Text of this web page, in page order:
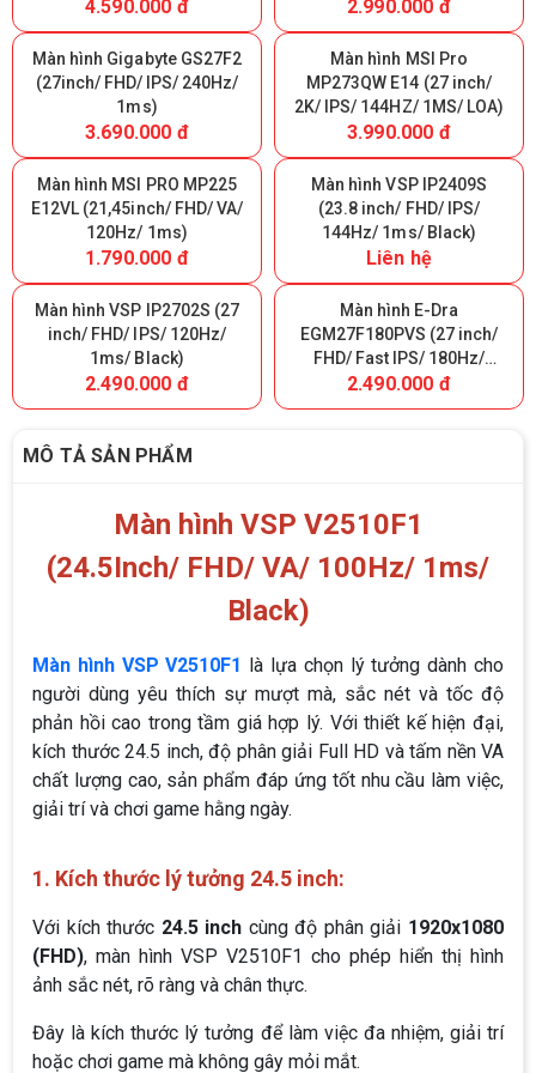
4.590.000 đ 2.990.000 đ
Màn hình Gigabyte GS27F2
(27inch/ FHD/ IPS/ 240Hz/
1ms)
3.690.000 đ
Màn hình MSI Pro
MP273QW E14 (27 inch/
2K/ IPS/ 144HZ/ 1MS/ LOA)
3.990.000 đ
Màn hình MSI PRO MP225
E12VL (21,45inch/ FHD/ VA/
120Hz/ 1ms)
1.790.000 đ
Màn hình VSP IP2409S
(23.8 inch/ FHD/ IPS/
144Hz/ 1ms/ Black)
Liên hệ
Màn hình VSP IP2702S (27
inch/ FHD/ IPS/ 120Hz/
1ms/ Black)
2.490.000 đ
Màn hình E-Dra
EGM27F180PVS (27 inch/
FHD/ Fast IPS/ 180Hz/
0.5ms)
2.490.000 đ
MÔ TẢ SẢN PHẨM
Màn hình VSP V2510F1
(24.5Inch/ FHD/ VA/ 100Hz/ 1ms/
Black)
Màn hình VSP V2510F1 là lựa chọn lý tưởng dành cho
người dùng yêu thích sự mượt mà, sắc nét và tốc độ
phản hồi cao trong tầm giá hợp lý. Với thiết kế hiện đại,
kích thước 24.5 inch, độ phân giải Full HD và tấm nền VA
chất lượng cao, sản phẩm đáp ứng tốt nhu cầu làm việc,
giải trí và chơi game hằng ngày.
1. Kích thước lý tưởng 24.5 inch:
Với kích thước 24.5 inch cùng độ phân giải 1920x1080
(FHD), màn hình VSP V2510F1 cho phép hiển thị hình
ảnh sắc nét, rõ ràng và chân thực.
Đây là kích thước lý tưởng để làm việc đa nhiệm, giải trí
hoặc chơi game mà không gây mỏi mắt.